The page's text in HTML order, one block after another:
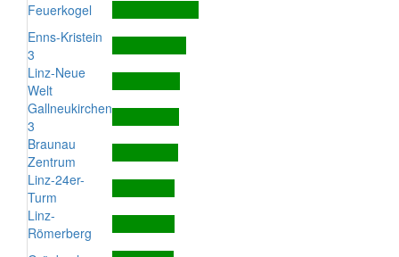
Feuerkogel
Enns-Kristein
3
Linz-Neue
Welt
Gallneukirchen
3
Braunau
Zentrum
Linz-24er-
Turm
Linz-
Römerberg